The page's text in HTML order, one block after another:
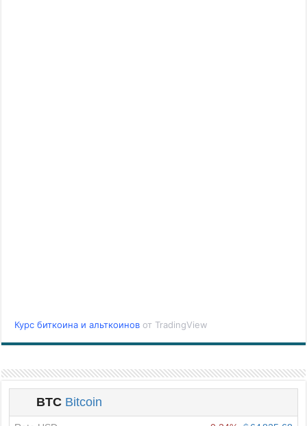
Курс биткоина и альткоинов от TradingView